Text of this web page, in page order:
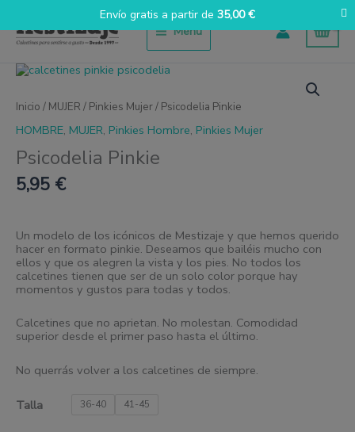
contenido
Menú
Inicio / MUJER / Pinkies Mujer/ Psicodelia Pinkie
HOMBRE, MUJER, Pinkies Hombre, Pinkies Mujer
Psicodelia Pinkie
5,95 €
Un modelo de los icónicos de Mestizaje y que hemos querido
hacer en formato pinkie. Deseamos que bailéis mucho con
ellos y que os alegren la vista y los pies. No todos los
calcetines tienen que ser de un solo color porque hay
momentos y gustos para todas y todos.
Calcetines que no aprietan. No molestan. Comodidad
superior desde el primer paso hasta el último.
No querrás volver a los calcetines de siempre.
Talla 36-40 41-45
Psicodelia
Envío gratis a partir de 35,00€